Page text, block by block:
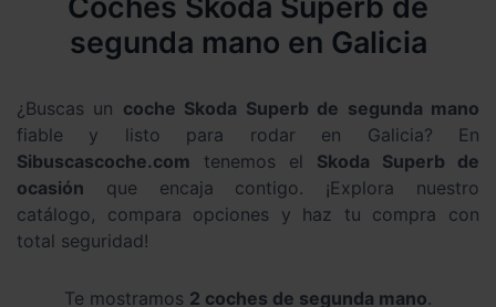
segunda mano en Galicia
¿Buscas un coche Skoda Superb de segunda mano
fiable y listo para rodar en Galicia? En
Sibuscascoche.com tenemos el Skoda Superb de
ocasión que encaja contigo. ¡Explora nuestro
catálogo, compara opciones y haz tu compra con
total seguridad!
Te mostramos 2 coches de segunda mano.